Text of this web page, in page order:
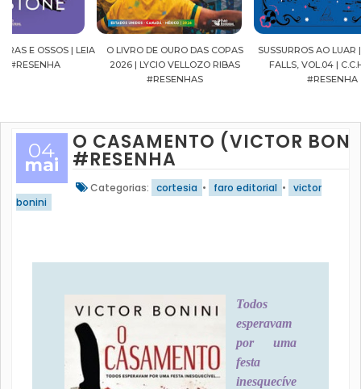
O LIVRO DE OURO DAS COPAS
2026 | LYCIO VELLOZO RIBAS
SUSSURROS AO LUAR | SHADOW
FALLS, VOL.04 | C.C.HUNTER
04
mai
O CASAMENTO (VICTOR
#RESENHA
Categorias: cortesia • faro editorial • victor
bonini
Todos
esperavam
por uma
festa
inesquecíve